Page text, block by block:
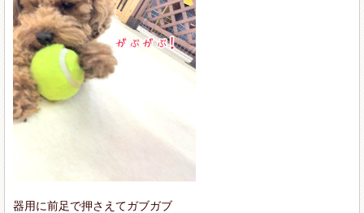
器用に前足で押さえてガブガブ